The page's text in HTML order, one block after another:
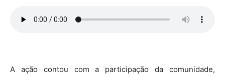
A ação contou com a participação da comunidade,